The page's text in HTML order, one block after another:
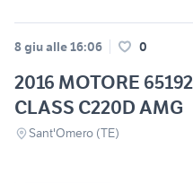
8 giu alle 16:06 0
2016 MOTORE
CLASS C220D AMG
Sant'Omero (TE)